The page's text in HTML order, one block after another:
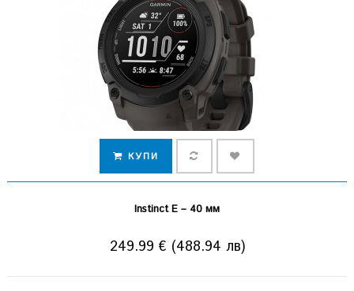
КУПИ
Instinct E – 40 мм
249.99 € (488.94 лв)